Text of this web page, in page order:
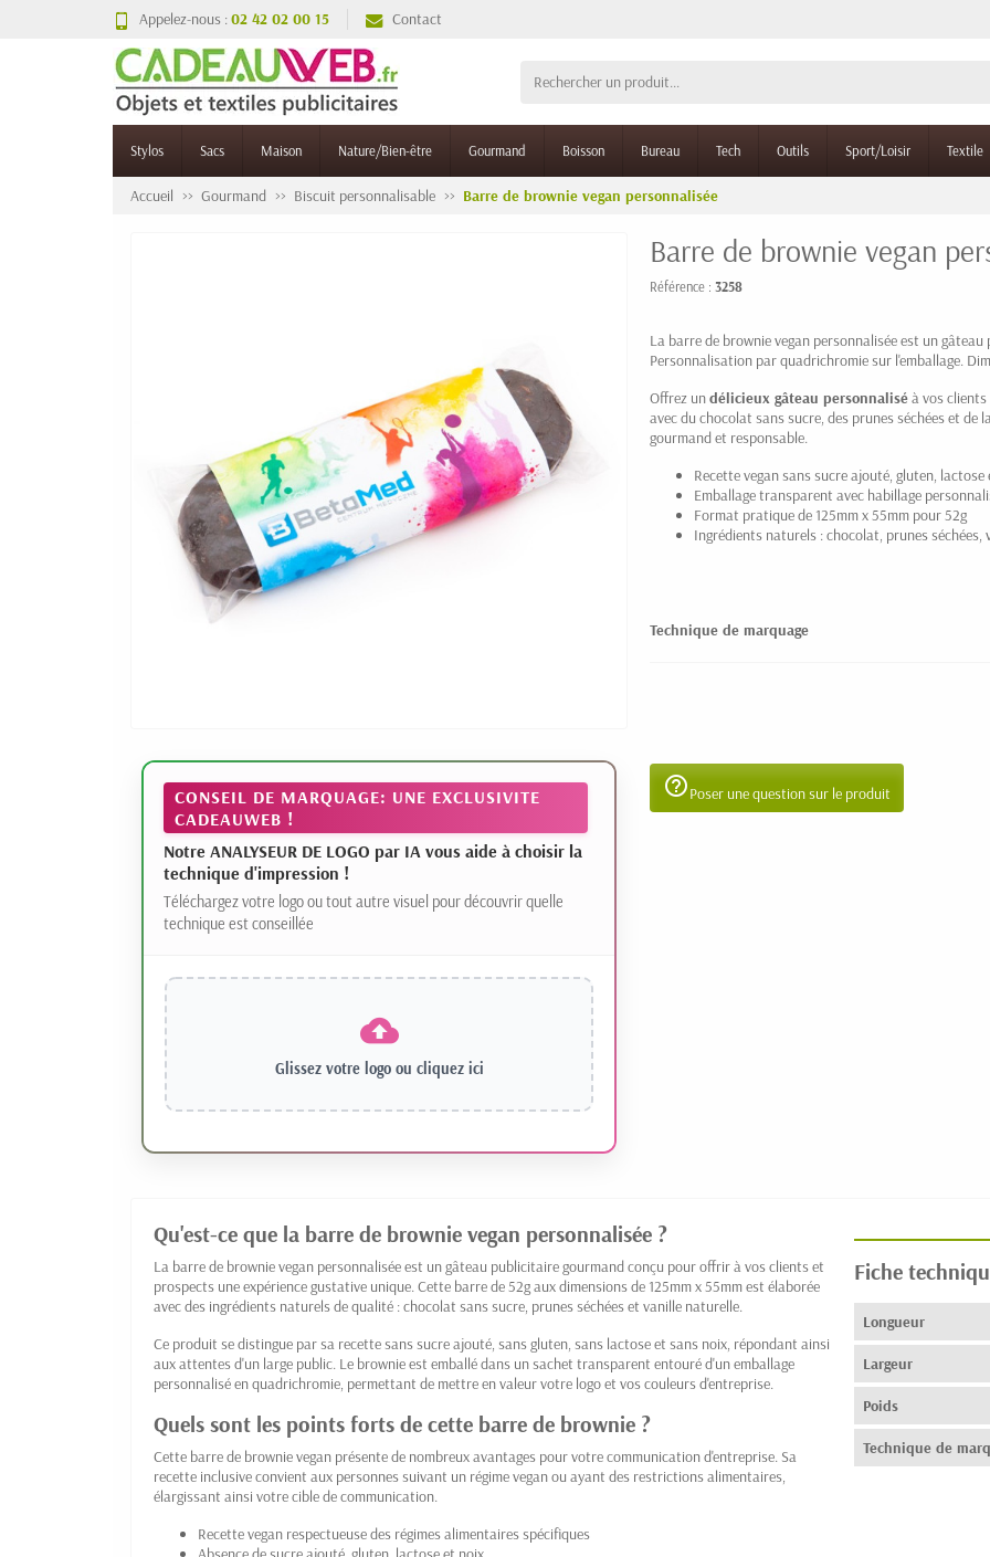
Appelez-nous :02 42 02 00 15 Contact
Stylos Sacs Maison Nature/Bien-être Gourmand Boisson Bureau Tech Outils Sport/Loisir Textile
Accueil Gourmand Biscuit personnalisable Barre de brownie vegan personnalisée
CONSEIL DE MARQUAGE: UNE EXCLUSIVITE
CADEAUWEB !
Notre ANALYSEUR DE LOGO par IA vous aide à choisir la
technique d'impression !
Téléchargez votre logo ou tout autre visuel pour découvrir quelle
technique est conseillée
Glissez votre logo ou cliquez ici
Barre de brownie vegan
Référence : 3258
La barre de brownie vegan personnalisée est un
Personnalisation par quadrichromie sur l'emballage.
Offrez undélicieux gâteau personnaliséà vos
avec du chocolat sans sucre, des prunes séchées et
gourmand et responsable.
Recette vegan sans sucre ajouté, gluten, lactose
Emballage transparent avec habillage
Format pratique de 125mm x 55mm pour 52g
Ingrédients naturels : chocolat, prunes séchées,
Technique de marquage
help_outlinePoser une question sur le produit
Qu'est-ce que la barre de brownie vegan personnalisée ?
La barre de brownie vegan personnalisée est un gâteau publicitaire gourmand conçu pour offrir à vos clients et
prospects une expérience gustative unique. Cette barre de 52g aux dimensions de 125mm x 55mm est élaborée
avec des ingrédients naturels de qualité : chocolat sans sucre, prunes séchées et vanille naturelle.
Ce produit se distingue par sa recette sans sucre ajouté, sans gluten, sans lactose et sans noix, répondant ainsi
aux attentes d'un large public. Le brownie est emballé dans un sachet transparent entouré d'un emballage
personnalisé en quadrichromie, permettant de mettre en valeur votre logo et vos couleurs d'entreprise.
Quels sont les points forts de cette barre de brownie ?
Cette barre de brownie vegan présente de nombreux avantages pour votre communication d'entreprise. Sa
recette inclusive convient aux personnes suivant un régime vegan ou ayant des restrictions alimentaires,
élargissant ainsi votre cible de communication.
Recette vegan respectueuse des régimes alimentaires spécifiques
Fiche
Longueur
Largeur
Poids
Technique de